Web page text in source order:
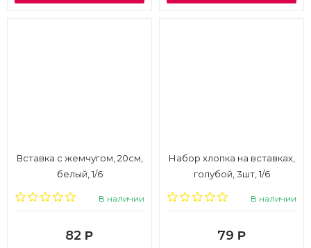
Вставка с жемчугом, 20см,
белый, 1/6
В наличии
82 Р
Набор хлопка на вставках,
голубой, 3шт, 1/6
В наличии
79 Р